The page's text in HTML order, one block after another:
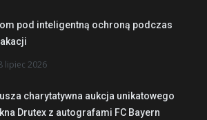
pod inteligentną ochroną podczas
lipiec 2026
charytatywna aukcja unikatowego
Drutex z autografami FC Bayern